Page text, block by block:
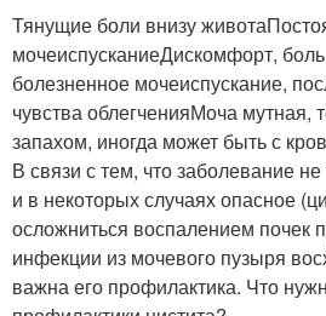
Тянущие боли внизу
мочеиспусканиеДискомфорт,
болезненное мочеиспускание,
чувства облегченияМоча мутная,
запахом, иногда может быть с
В связи с тем, что заболевание
и в некоторых случаях опасное
осложниться воспалением почек
инфекции из мочевого пузыря
важна его профилактика. Что